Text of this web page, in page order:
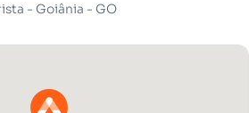
- Goiânia - GO